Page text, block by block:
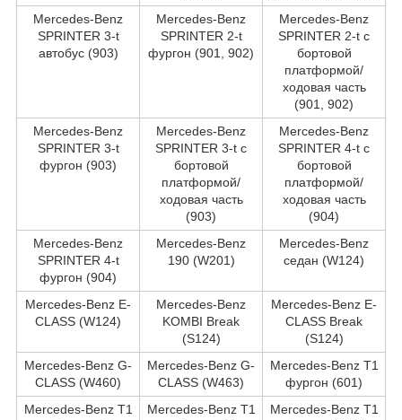
Mercedes-Benz
SPRINTER 3-t
автобус (903)
Mercedes-Benz
SPRINTER 2-t
фургон (901, 902)
Mercedes-Benz
SPRINTER 2-t c
бортовой
платформой/
ходовая часть
(901, 902)
Mercedes-Benz
SPRINTER 3-t
фургон (903)
Mercedes-Benz
SPRINTER 3-t c
бортовой
платформой/
ходовая часть
(903)
Mercedes-Benz
SPRINTER 4-t c
бортовой
платформой/
ходовая часть
(904)
Mercedes-Benz
SPRINTER 4-t
фургон (904)
Mercedes-Benz
190 (W201)
Mercedes-Benz
седан (W124)
Mercedes-Benz E-
CLASS (W124)
Mercedes-Benz
KOMBI Break
(S124)
Mercedes-Benz E-
CLASS Break
(S124)
Mercedes-Benz G-
CLASS (W460)
Mercedes-Benz G-
CLASS (W463)
Mercedes-Benz T1
фургон (601)
Mercedes-Benz T1
Mercedes-Benz T1
Mercedes-Benz T1